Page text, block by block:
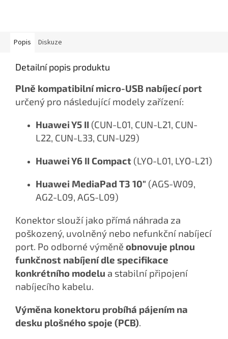
Popis Diskuze
Detailní popis produktu
Plně kompatibilnímicro-USB nabíjecí port
určený pro následující modely zařízení:
Huawei Y5 II (CUN-L01, CUN-L21, CUN-
L22, CUN-L33, CUN-U29)
Huawei Y6 II Compact (LYO-L01, LYO-L21)
Huawei MediaPad T3 10" (AGS-W09,
AG2-L09, AGS-L09)
Konektor slouží jako přímá náhrada za
poškozený, uvolněný nebo nefunkční nabíjecí
port. Po odborné výměně obnovuje plnou
funkčnost nabíjení dle specifikace
konkrétního modelu a stabilní připojení
nabíjecího kabelu.
Výměna konektoru probíhá pájením na
desku plošného spoje (PCB).